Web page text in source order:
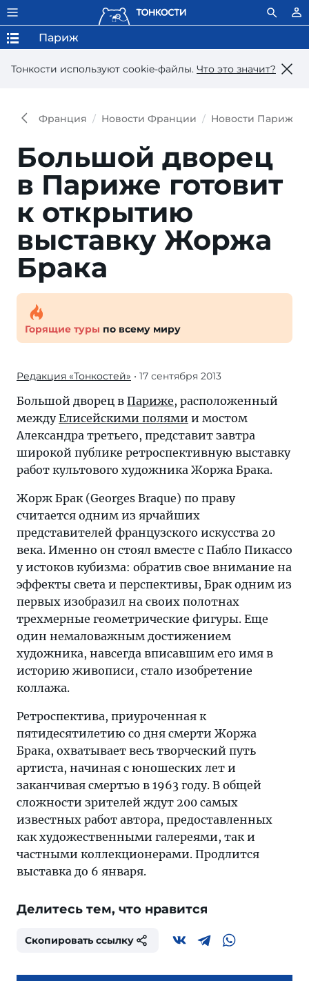
Тонкости используют сookie-файлы. Что это значит?
Париж
Франция Новости Франции Новости Парижа
Большой дворец
в Париже готовит
к открытию
выставку Жоржа
Брака
Горящие туры по всему миру
Редакция «Тонкостей» • 17 сентября 2013
Большой дворец в Париже, расположенный
междуЕлисейскими полями и мостом
Александра третьего, представит завтра
широкой публике ретроспективную выставку
работ культового художника Жоржа Брака.
Жорж Брак (Georges Braque) по праву
считается одним из ярчайших
представителей французского искусства 20
века. Именно он стоял вместе с Пабло Пикассо
у истоков кубизма: обратив свое внимание на
эффекты света и перспективы, Брак одним из
первых изобразил на своих полотнах
трехмерные геометрические фигуры. Еще
один немаловажным достижением
художника, навсегда вписавшим его имя в
историю живописи, стало изобретение
коллажа.
Ретроспектива, приуроченная к
пятидесятилетию со дня смерти Жоржа
Брака, охватывает весь творческий путь
артиста, начиная с юношеских лет и
заканчивая смертью в 1963 году. В общей
сложности зрителей ждут 200 самых
известных работ автора, предоставленных
как художественными галереями, так и
частными коллекционерами. Продлится
выставка до 6 января.
Делитесь тем, что нравится
Скопировать ссылку